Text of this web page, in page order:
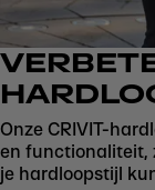
Onze CRIVIT-
en functionaliteit,
je hardloopstijl